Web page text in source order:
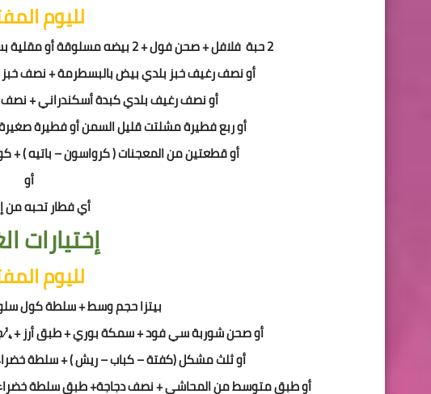
لليوم
2 حبة فلافل + صحن فول + 2 بيضه مسلوقة أو مقلية بسمن بلدي + رغيف خبز بلدي + صحن مهلبية
أو نصف رغيف خبز بلدي بيض بالبسطرمة + نصف
أو نصف رغيف بلدي كبدة أسكندراني +
أو ربع فطيرة مشلتت قليل السمن أو فطيرة صغيرة + 4 ملاعق عسل اسود +صحن أرز
أو قطعتين من المعجنات ( كرواسون – باتيه )
أو
أي فطار تحبه من
إختيارات
لليوم
بيتزا حجم وسط + سلطة كول
أو صحن شوربة سي فود + سمكة بوري + طبق أرز +¼
أو ثلث مشكل (كفتة – كباب – ريش ) + سلطة خضراء
أو طبق متوسط من المحاشي + نصف دجاجة+ طبق سلطة